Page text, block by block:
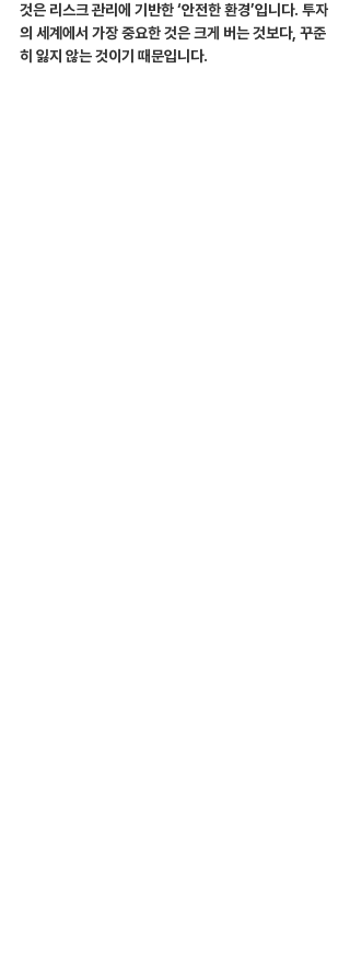
것은 리스크 관리에 기반한 ‘안전한 환경’입니다. 투자
의 세계에서 가장 중요한 것은 크게 버는 것보다, 꾸준
히 잃지 않는 것이기 때문입니다.